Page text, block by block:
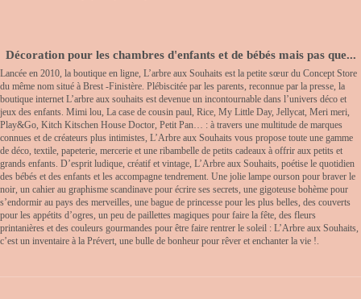
Décoration pour les chambres d'enfants et de bébés mais pas que...
Lancée en 2010, la boutique en ligne, L’arbre aux Souhaits est la petite sœur du Concept Store
du même nom situé à Brest -Finistère. Plébiscitée par les parents, reconnue par la presse, la
boutique internet L’arbre aux souhaits est devenue un incontournable dans l’univers déco et
jeux des enfants. Mimi lou, La case de cousin paul, Rice, My Little Day, Jellycat, Meri meri,
Play&Go, Kitch Kitschen House Doctor, Petit Pan… : à travers une multitude de marques
connues et de créateurs plus intimistes, L’Arbre aux Souhaits vous propose toute une gamme
de déco, textile, papeterie, mercerie et une ribambelle de petits cadeaux à offrir aux petits et
grands enfants. D’esprit ludique, créatif et vintage, L’Arbre aux Souhaits, poétise le quotidien
des bébés et des enfants et les accompagne tendrement. Une jolie lampe ourson pour braver le
noir, un cahier au graphisme scandinave pour écrire ses secrets, une gigoteuse bohème pour
s’endormir au pays des merveilles, une bague de princesse pour les plus belles, des couverts
pour les appétits d’ogres, un peu de paillettes magiques pour faire la fête, des fleurs
printanières et des couleurs gourmandes pour être faire rentrer le soleil : L’Arbre aux Souhaits,
c’est un inventaire à la Prévert, une bulle de bonheur pour rêver et enchanter la vie !.